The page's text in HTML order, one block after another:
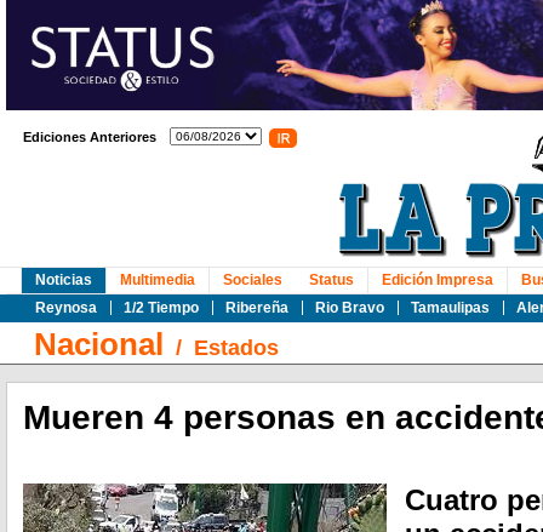
Ediciones Anteriores
Noticias
Reynosa
1/2 Tiempo Ribereña Rio Bravo Tamaulipas
Multimedia Sociales Status Edición Impresa
Nacional / Estados
Mueren 4 personas en
Cuatro